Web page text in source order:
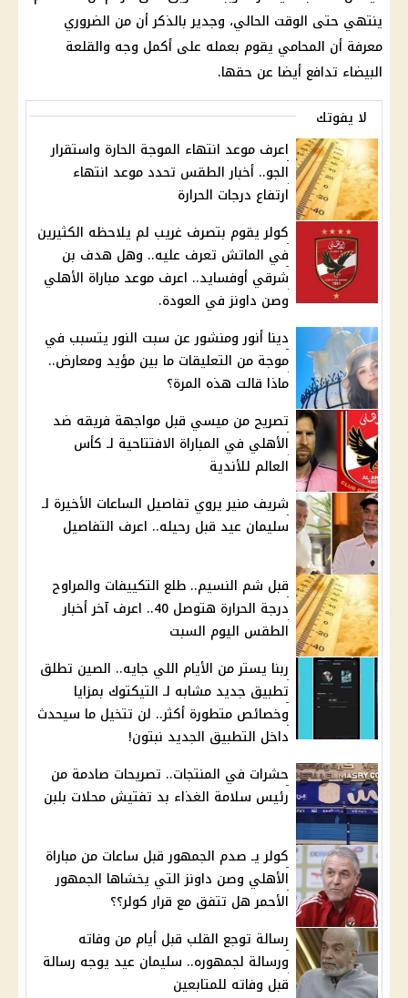
ينتهي حتى الوقت الحالي، وجدير بالذكر أن من الضروري
معرفة أن المحامي يقوم بعمله على أكمل وجه والقلعة
البيضاء تدافع أيضا عن حقها.
لا يفوتك
اعرف موعد انتهاء الموجة الحارة واستقرار
الجو.. أخبار الطقس تحدد موعد انتهاء
ارتفاع درجات الحرارة
كولر يقوم بتصرف غريب لم يلاحظه الكثيرين
في الماتش تعرف عليه.. وهل هدف بن
شرقي أوفسايد.. اعرف موعد مباراة الأهلي
وصن داونز في العودة.
دينا أنور ومنشور عن سبت النور يتسبب في
موجة من التعليقات ما بين مؤيد ومعارض..
ماذا قالت هذه المرة؟
تصريح من ميسي قبل مواجهة فريقه ضد
الأهلي في المباراة الافتتاحية لـ كأس
العالم للأندية
شريف منير يروي تفاصيل الساعات الأخيرة لـ
سليمان عيد قبل رحيله.. اعرف التفاصيل
قبل شم النسيم.. طلع التكييفات والمراوح
درجة الحرارة هتوصل 40.. اعرف آخر أخبار
الطقس اليوم السبت
ربنا يستر من الأيام اللي جايه.. الصين تطلق
تطبيق جديد مشابه لـ التيكتوك بمزايا
وخصائص متطورة أكثر.. لن تتخيل ما سيحدث
داخل التطبيق الجديد نبتون!
حشرات في المنتجات.. تصريحات صادمة من
رئيس سلامة الغذاء بد تفتيش محلات بلبن
كولر يـ صدم الجمهور قبل ساعات من مباراة
الأهلي وصن داونز التي يخشاها الجمهور
الأحمر هل تتفق مع قرار كولر؟؟
رسالة توجع القلب قبل أيام من وفاته
ورسالة لجمهوره.. سليمان عيد يوجه رسالة
قبل وفاته للمتابعين